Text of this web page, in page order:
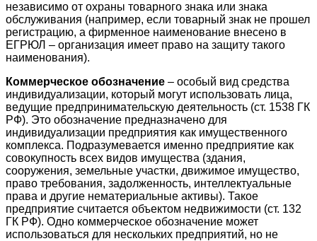
независимо от охраны товарного знака или знака
обслуживания (например, если товарный знак не прошел
регистрацию, а фирменное наименование внесено в
ЕГРЮЛ – организация имеет право на защиту такого
наименования).
Коммерческое обозначение – особый вид средства
индивидуализации, который могут использовать лица,
ведущие предпринимательскую деятельность (ст. 1538 ГК
РФ). Это обозначение предназначено для
индивидуализации предприятия как имущественного
комплекса. Подразумевается именно предприятие как
совокупность всех видов имущества (здания,
сооружения, земельные участки, движимое имущество,
право требования, задолженность, интеллектуальные
права и другие нематериальные активы). Такое
предприятие считается объектом недвижимости (ст. 132
ГК РФ). Одно коммерческое обозначение может
использоваться для нескольких предприятий, но не